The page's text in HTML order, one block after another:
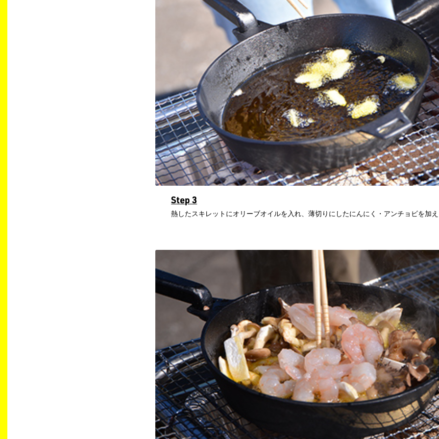
Step 3
熱したスキレットにオリーブオイルを入れ、薄切りにしたにんにく・アンチョビを加